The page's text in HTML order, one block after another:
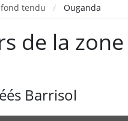
tendu Ouganda
de la
Barrisol